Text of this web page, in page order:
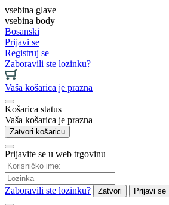
vsebina glave
vsebina body
Bosanski
Prijavi se
Registruj se
Zaboravili ste lozinku?
Vaša košarica je prazna
Košarica status
Vaša košarica je prazna
Zatvori košaricu
Prijavite se u web trgovinu
Zaboravili ste lozinku? Zatvori Prijavi se